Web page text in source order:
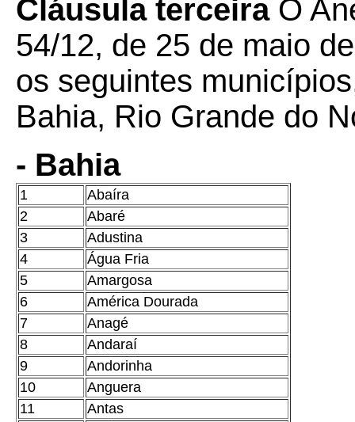
Cláusula terceiraO
54/12, de 25 de maio
os seguintes
Bahia, Rio Grande do
- Bahia
1
Abaíra
2
Abaré
3
Adustina
4
Água Fria
5
Amargosa
6
América Dourada
7
Anagé
8
Andaraí
9
Andorinha
10
Anguera
11
Antas